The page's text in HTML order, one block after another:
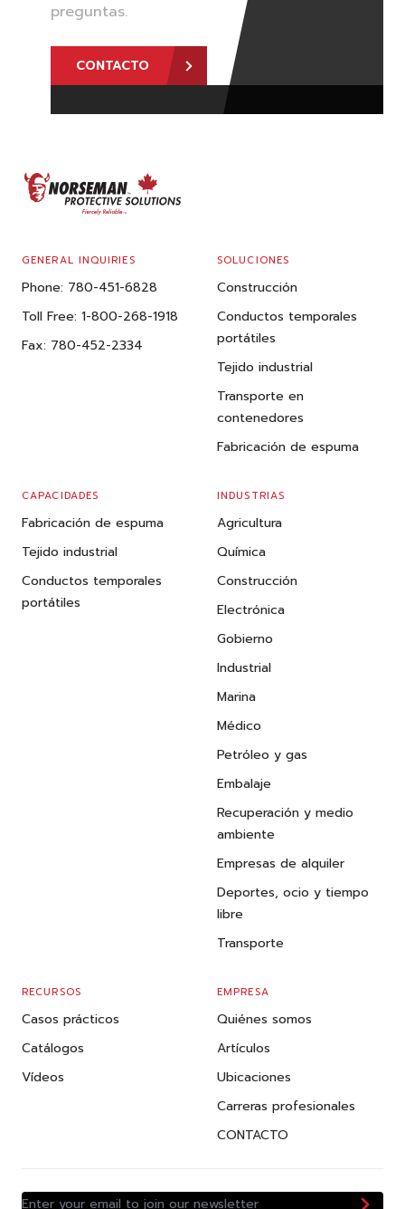
preguntas.
CONTACTO
FOOTER
GENERAL INQUIRIES
Phone: 780-451-6828
Toll Free: 1-800-268-1918
Fax: 780-452-2334
SOLUCIONES
Construcción
Conductos temporales
portátiles
Tejido industrial
Transporte en
contenedores
Fabricación de espuma
CAPACIDADES
Fabricación de espuma
Tejido industrial
Conductos temporales
portátiles
INDUSTRIAS
Agricultura
Química
Construcción
Electrónica
Gobierno
Industrial
Marina
Médico
Petróleo y gas
Embalaje
Recuperación y medio
ambiente
Empresas de alquiler
Deportes, ocio y tiempo
libre
Transporte
RECURSOS
Casos prácticos
Catálogos
Vídeos
EMPRESA
Quiénes somos
Artículos
Ubicaciones
Carreras profesionales
CONTACTO
Enter your email to join our newsletter